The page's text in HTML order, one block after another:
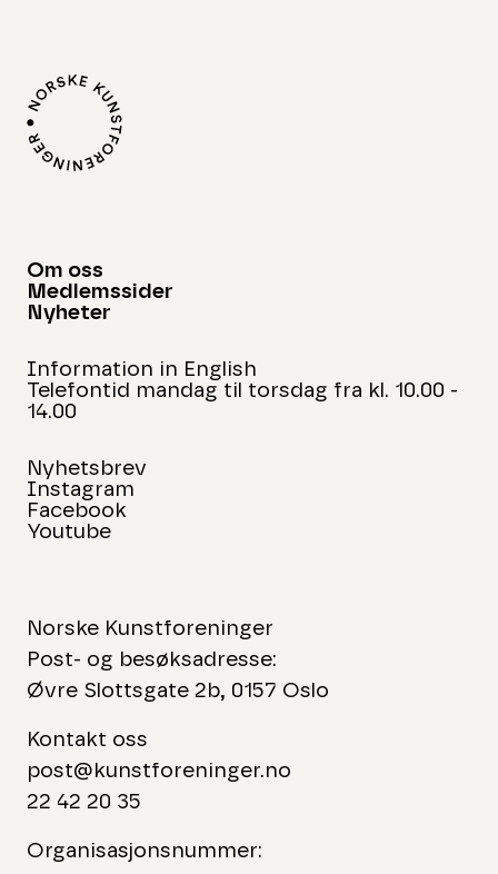
Om oss
Medlemssider
Nyheter
Information in English
Telefontid mandag til torsdag fra kl. 10.00 -
14.00
Nyhetsbrev
Instagram
Facebook
Youtube
Norske Kunstforeninger
Post- og besøksadresse:
Øvre Slottsgate 2b, 0157 Oslo
Kontakt oss
post@kunstforeninger.no
22 42 20 35
Organisasjonsnummer: